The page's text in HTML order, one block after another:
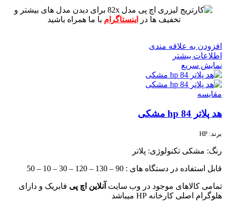
برای دیدن مدل های بیشتر و
تخفیف ها در
اینستاگرام با ما همراه باشید
افزودن به علاقه مندی
اطلاعات بیشتر
نمایش سریع
مقايسه
هد پلاتر 84 hp مشکی
برند: HP
رنگ: مشکی تکنولوژی: پلاتر
قابل استفاده در دستگاه های : 90 – 130 – 120 – 30 – 10 – 50
تمامی کالاهای موجود در وب سایت آنلاین اچ پی فابریک و دارای
هلوگرام اصلی کارخانه HP میباشد